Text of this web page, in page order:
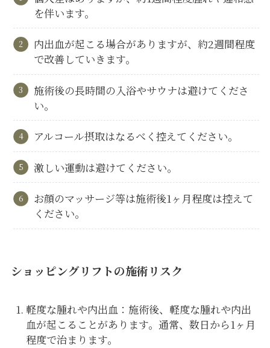
を伴います。
内出血が起こる場合がありますが、約2週間程度
で改善していきます。
施術後の長時間の入浴やサウナは避けてくださ
い。
アルコール摂取はなるべく控えてください。
激しい運動は避けてください。
お顔のマッサージ等は施術後1ヶ月程度は控えて
ください。
ショッピングリフトの施術リスク
軽度な腫れや内出血：施術後、軽度な腫れや内出
血が起こることがあります。通常、数日から1ヶ月
程度で治まります。